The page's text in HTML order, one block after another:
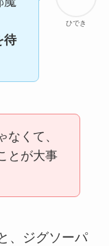
ひでき
待
くて、
とが大事
、ジグソーパ